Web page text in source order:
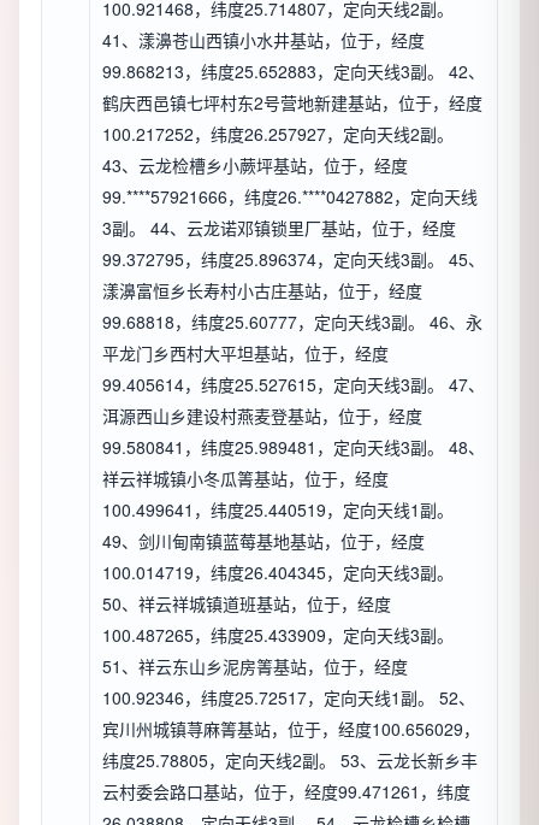
100.921468，纬度25.714807，定向天线2副。
41、漾濞苍山西镇小水井基站，位于，经度
99.868213，纬度25.652883，定向天线3副。 42、
鹤庆西邑镇七坪村东2号营地新建基站，位于，经度
100.217252，纬度26.257927，定向天线2副。
43、云龙检槽乡小蕨坪基站，位于，经度
99.****57921666，纬度26.****0427882，定向天线
3副。 44、云龙诺邓镇锁里厂基站，位于，经度
99.372795，纬度25.896374，定向天线3副。 45、
漾濞富恒乡长寿村小古庄基站，位于，经度
99.68818，纬度25.60777，定向天线3副。 46、永
平龙门乡西村大平坦基站，位于，经度
99.405614，纬度25.527615，定向天线3副。 47、
洱源西山乡建设村燕麦登基站，位于，经度
99.580841，纬度25.989481，定向天线3副。 48、
祥云祥城镇小冬瓜箐基站，位于，经度
100.499641，纬度25.440519，定向天线1副。
49、剑川甸南镇蓝莓基地基站，位于，经度
100.014719，纬度26.404345，定向天线3副。
50、祥云祥城镇道班基站，位于，经度
100.487265，纬度25.433909，定向天线3副。
51、祥云东山乡泥房箐基站，位于，经度
100.92346，纬度25.72517，定向天线1副。 52、
宾川州城镇荨麻箐基站，位于，经度100.656029，
纬度25.78805，定向天线2副。 53、云龙长新乡丰
云村委会路口基站，位于，经度99.471261，纬度